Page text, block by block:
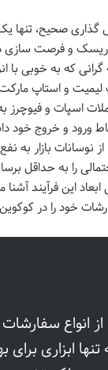
صحیح، تنها
و فرصت سازی در
که به خوبی با
لیمیت و استاپ
اسپات و فیوچرز
ورود و خروج خود
نوسانات بازار به
را به حداقل
ابعاد این فرآیند
خود را در
انواع
تنها ابزاری برای